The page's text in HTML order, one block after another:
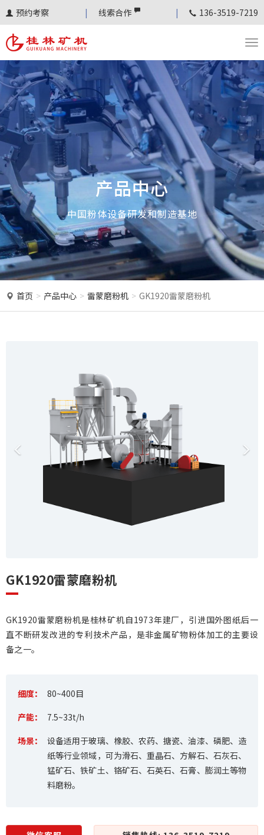
预约考察 线索合作 136-3519-7219
T
o
g
g
l
e
n
a
v
i
g
a
t
i
o
产品中心
中国粉体设备研发和制造基地
首页 产品中心 雷蒙磨粉机 GK1920雷蒙磨粉机
o
GK1920雷蒙磨粉机
GK1920雷蒙磨粉机是桂林矿机自1973年建厂，引进国外图纸后一
直不断研发改进的专利技术产品，是非金属矿物粉体加工的主要设
备之一。
细度：
80~400目
产能：
7.5~33t/h
场景：
设备适用于玻璃、橡胶、农药、搪瓷、油漆、磷肥、造
纸等行业领域，可为滑石、重晶石、方解石、石灰石、
锰矿石、铁矿土、铬矿石、石英石、石膏、膨润土等物
料磨粉。